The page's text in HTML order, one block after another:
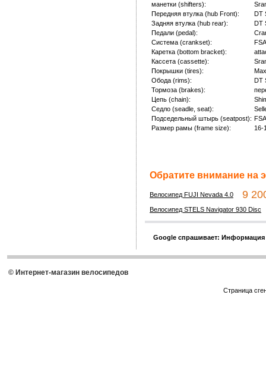
манетки (shifters):
Передняя втулка (hub Front):
DT
Задняя втулка (hub rear):
DT
Педали (pedal):
Система (crankset):
Каретка (bottom bracket):
Кассета (cassette):
Покрышки (tires):
Обода (rims):
DT
Тормоза (brakes):
Цепь (chain):
Седло (seadle, seat):
Подседельный штырь (seatpost):
Размер рамы (frame size):
16-
Обратите внимание на
Велосипед FUJI Nevada 4.0 9
Велосипед STELS Navigator 930 Disc
Google спрашивает:
© Интернет-магазин велосипедов
Страница